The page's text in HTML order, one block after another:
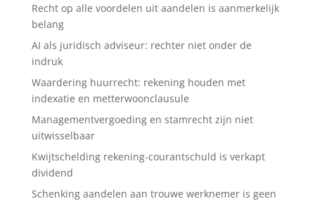
Recht op alle voordelen uit aandelen is aanmerkelijk
belang
AI als juridisch adviseur: rechter niet onder de
indruk
Waardering huurrecht: rekening houden met
indexatie en metterwoonclausule
Managementvergoeding en stamrecht zijn niet
uitwisselbaar
Kwijtschelding rekening-courantschuld is verkapt
dividend
Schenking aandelen aan trouwe werknemer is geen